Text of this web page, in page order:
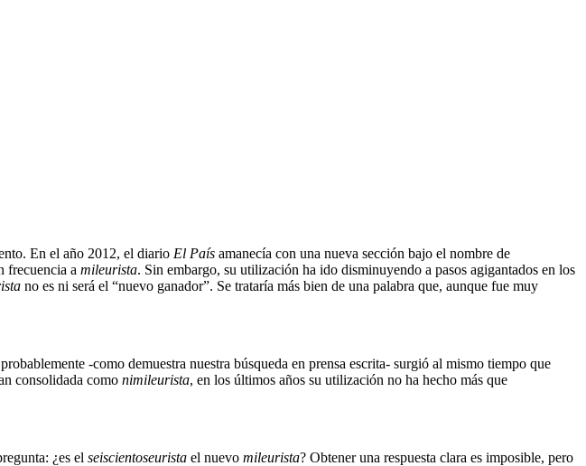
En el año 2012, el diario El País amanecía con una nueva sección bajo el nombre de
frecuencia a mileurista. Sin embargo, su utilización ha ido disminuyendo a pasos agigantados en los
no es ni será el “nuevo ganador”. Se trataría más bien de una palabra que, aunque fue muy
-como demuestra nuestra búsqueda en prensa escrita- surgió al mismo tiempo que
consolidada como nimileurista, en los últimos años su utilización no ha hecho más que
¿es el seiscientoseurista el nuevo mileurista? Obtener una respuesta clara es imposible, pero